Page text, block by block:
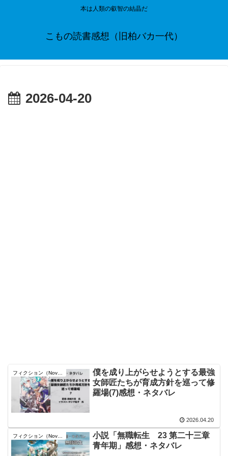
本は人類の叡智の結晶だ
こもの読書感想（旧柏バカ一代）
2026-04-20
フィクション（Novel）
僕を成り上がらせようとする最強
女師匠たちが育成方針を巡って修
羅場(7)感想・ネタバレ
2026.04.20
小説「無職転生 23 第二十三章
青年期」感想・ネタバレ